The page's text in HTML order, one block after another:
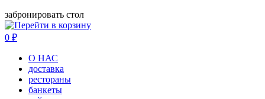
забронировать стол
0 ₽
О НАС
доставка
рестораны
банкеты